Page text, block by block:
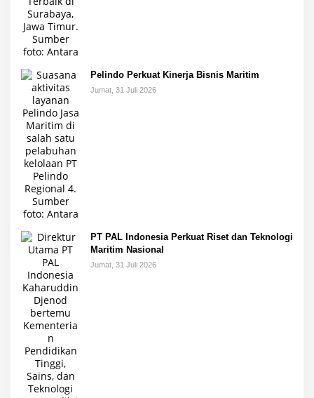
Pelindo Perkuat Kinerja Bisnis Maritim
Jumat, 31 Juli 2026
PT PAL Indonesia Perkuat Riset dan Teknologi
Maritim Nasional
Jumat, 31 Juli 2026